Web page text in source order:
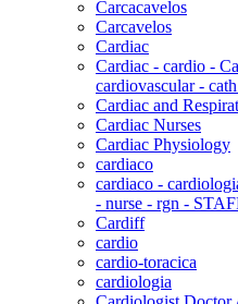
Carcacavelos
Carcavelos
Cardiac
Cardiac - cardio -
cardiovascular -
Cardiac and
Cardiac Nurses
Cardiac Physiology
cardiaco
cardiaco -
- nurse - rgn -
Cardiff
cardio
cardio-toracica
cardiologia